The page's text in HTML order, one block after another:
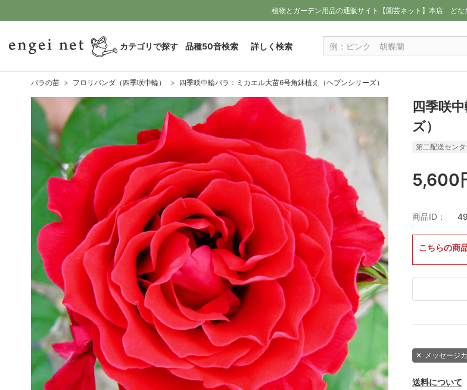
植物とガーデン用品の通販サイト【園芸ネット】本店 ど
カテゴリで探す 品種50音検索 詳しく検索
バラの苗 フロリバンダ（四季咲中輪） 四季咲中輪バラ：ミカエル大苗6号角鉢植え（ヘブンシリーズ）
四季咲
ズ）
第二配送セン
5,600
商品ID：
こちらの商
✕ メッセージ
送料について